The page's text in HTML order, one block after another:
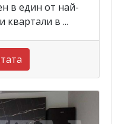
в един от най-
квартали в ...